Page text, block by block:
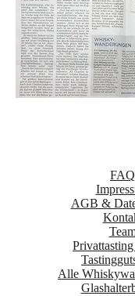
FAQ
AGB &
Alle